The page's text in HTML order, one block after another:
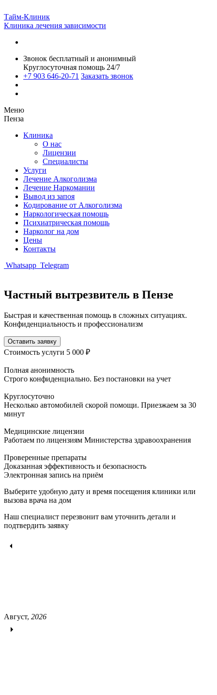
Тайм-Клиник
Клиника лечения зависимости
Звонок бесплатный и анонимный
Круглосуточная помощь 24/7
+7 903 646-20-71 Заказать звонок
Меню
Пенза
Клиника
О нас
Лицензии
Специалисты
Услуги
Лечение Алкоголизма
Лечение Наркомании
Вывод из запоя
Кодирование от Алкоголизма
Наркологическая помощь
Психиатрическая помощь
Нарколог на дом
Цены
Контакты
Whatsapp Telegram
Частный вытрезвитель в Пензе
Быстрая и качественная помощь в сложных ситуациях.
Конфиденциальность и профессионализм
Оставить заявку
Стоимость услуги 5 000 ₽
Полная анонимность
Строго конфиденциально. Без постановки на учет
Круглосуточно
Несколько автомобилей скорой помощи. Приезжаем за 30
минут
Медицинские лицензии
Работаем по лицензиям Министерства здравоохранения
Проверенные препараты
Доказанная эффективность и безопасность
Электронная запись на приём
Выберите удобную дату и время посещения клиники или
вызова врача на дом
Наш специалист перезвонит вам уточнить детали и
подтвердить заявку
Август, 2026